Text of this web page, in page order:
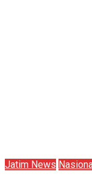
Jatim News